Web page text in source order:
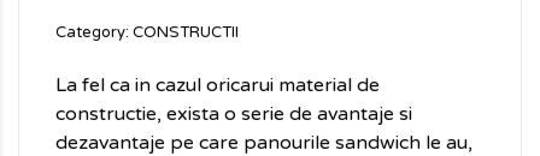
Category: CONSTRUCTII
La fel ca in cazul oricarui material de
constructie, exista o serie de avantaje si
dezavantaje pe care panourile sandwich le au,